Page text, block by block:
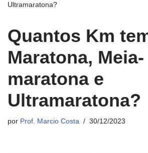
Ultramaratona?
Quantos Km
Maratona, Meia-
maratona e
Ultramaratona?
por Prof. Marcio Costa 30/12/2023